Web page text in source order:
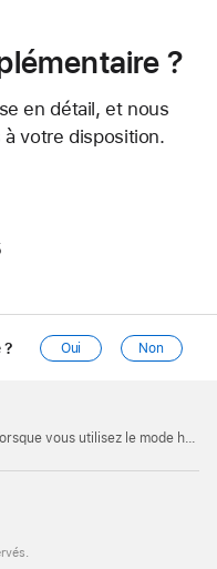
?
en détail, et nous
votre disposition.
? Oui Non
le mode hors ligne dans l’app News